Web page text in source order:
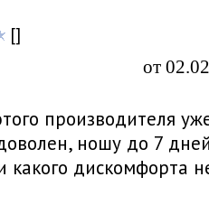
[]
от
производителя
ношу до 7
какого дискомфорта